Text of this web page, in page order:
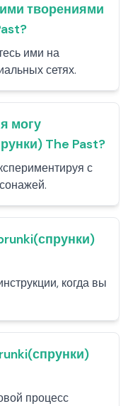
творениями
ими на
сетях.
могу
The Past?
с
когда вы
процесс